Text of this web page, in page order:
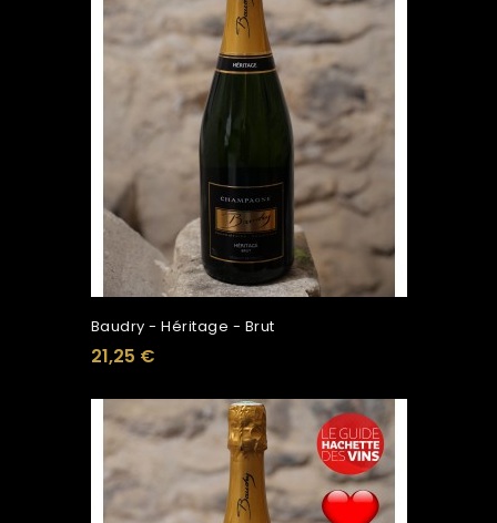
Baudry - Héritage - Brut
21,25 €